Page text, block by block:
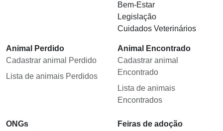
Bem-Estar
Legislação
Cuidados Veterinários
Animal Perdido
Cadastrar animal Perdido
Lista de animais Perdidos
Animal Encontrado
Cadastrar animal
Encontrado
Lista de animais
Encontrados
ONGs
Feiras de adoção